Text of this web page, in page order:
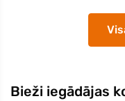
Bieži iegādājas